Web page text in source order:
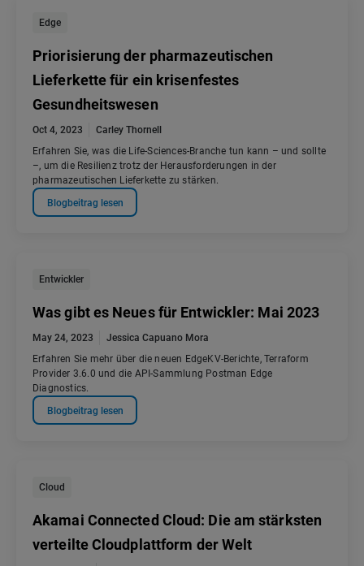
Edge
Priorisierung der pharmazeutischen
Lieferkette für ein krisenfestes
Gesundheitswesen
Oct 4, 2023
Carley Thornell
Erfahren Sie, was die Life-Sciences-Branche tun kann – und sollte
–, um die Resilienz trotz der Herausforderungen in der
pharmazeutischen Lieferkette zu stärken.
Blogbeitrag lesen
Entwickler
Was gibt es Neues für Entwickler: Mai 2023
May 24, 2023
Jessica Capuano Mora
Erfahren Sie mehr über die neuen EdgeKV-Berichte, Terraform
Provider 3.6.0 und die API-Sammlung Postman Edge
Diagnostics.
Blogbeitrag lesen
Cloud
Akamai Connected Cloud: Die am stärksten
verteilte Cloudplattform der Welt